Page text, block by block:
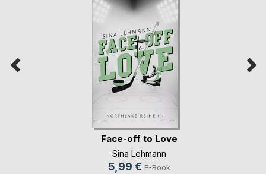
Face-off to Love
Sina Lehmann
5,99 € E-Book